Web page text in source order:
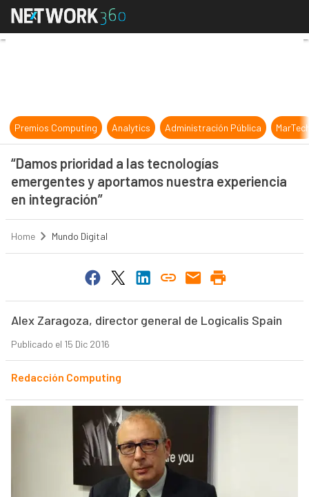
“Damos prioridad a las
Premios Computing Analytics Administración Pública
“Damos prioridad a las tecnologías
emergentes y aportamos nuestra experiencia
en integración”
Home Mundo Digital
Alex Zaragoza, director general de Logicalis Spain
Publicado el 15 Dic 2016
Redacción Computing